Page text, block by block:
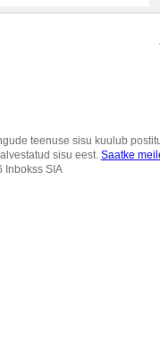
teenuse sisu kuulub
sisu eest. Saatke
Inbokss SIA